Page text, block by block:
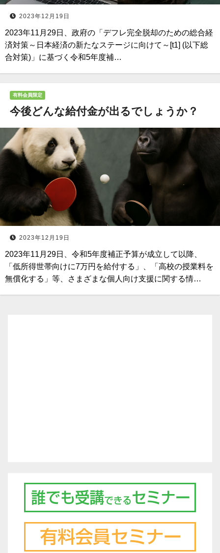
2023年12月19日
2023年11月29日、政府の「デフレ完全脱却のための総合経
済対策～日本経済の新たなステージに向けて～[t1] (以下総
合対策)」に基づく令和5年度補…
有料会員限定
今後どんな給付金が出るでしょうか？
2023年12月19日
2023年11月29日、令和5年度補正予算が成立して以降、
「低所得世帯向けに7万円を給付する」、「高校の授業料を
無償化する」等、さまざまな個人向け支援に関する情…